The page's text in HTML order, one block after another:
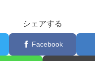
シェアする
Facebook